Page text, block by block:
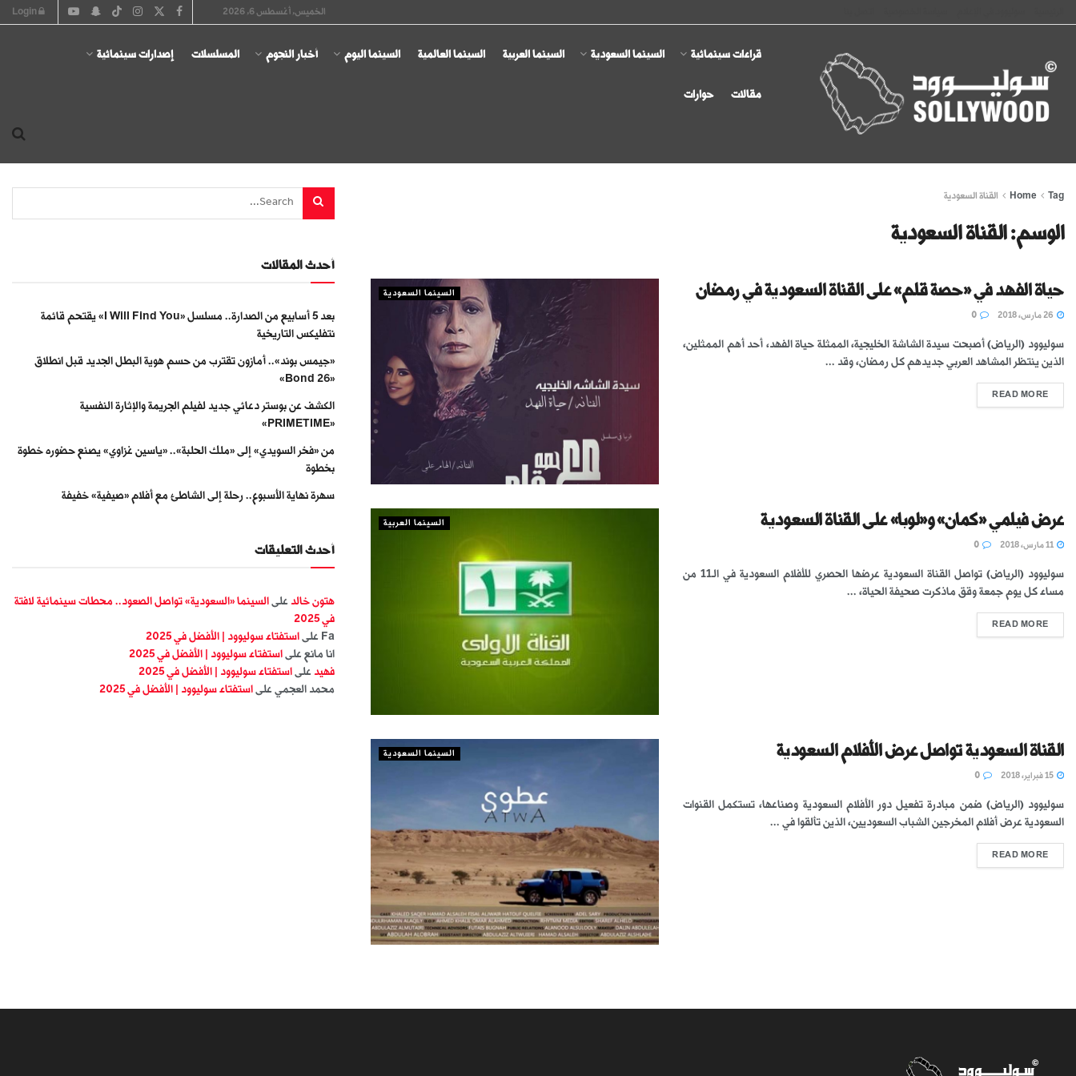
الخميس, أغسطس 6, 2026
قراءات سينمائية السينما السعودية السينما العربية السينما العالمية السينما اليوم أخبار النجوم المسلسلات إصدارات سينمائية
مقالات حوارات
Home Tag القناة السعودية
الوسم:القناة السعودية
السينما السعودية حياة الفهد في «حصة قلم» على القناة السعودية في رمضان
سوليوود (الرياض) أصبحت سيدة الشاشة الخليجية، الممثلة حياة الفهد، أحد أهم الممثلين،
الذين ينتظر المشاهد العربي جديدهم كل رمضان، وقد ...
READ MORE
السينما العربية عرض فيلمي «كمان» و«لوبا» على القناة السعودية
سوليوود (الرياض) تواصل القناة السعودية عرضها الحصري للأفلام السعودية في الـ11 من
مساء كل يوم جمعة وقق ماذكرت صحيفة الحياة، ...
READ MORE
السينما السعودية القناة السعودية تواصل عرض الأفلام السعودية
سوليوود (الرياض) ضمن مبادرة تفعيل دور الأفلام السعودية وصناعها، تستكمل القنوات
السعودية عرض أفلام المخرجين الشباب السعوديين، الذين تألقوا في ...
READ MORE
أحدث المقالات
بعد 5 أسابيع من الصدارة.. مسلسل «I Will Find You» يقتحم قائمة
نتفليكس التاريخية
«جيمس بوند».. أمازون تقترب من حسم هوية البطل الجديد قبل انطلاق
«Bond 26»
الكشف عن بوستر دعائي جديد لفيلم الجريمة والإثارة النفسية
«PRIMETIME»
من «فخر السويدي» إلى «ملك الحلبة».. «ياسين غزاوي» يصنع حضوره خطوة
بخطوة
سهرة نهاية الأسبوع.. رحلة إلى الشاطئ مع أفلام «صيفية» خفيفة
أحدث التعليقات
هتون خالد على السينما «السعودية» تواصل الصعود.. محطات سينمائية لافتة
في 2025
Fa على استفتاء سوليوود | الأفضل في 2025
انا مانع على استفتاء سوليوود | الأفضل في 2025
فهيد على استفتاء سوليوود | الأفضل في 2025
محمد العجمي على استفتاء سوليوود | الأفضل في 2025